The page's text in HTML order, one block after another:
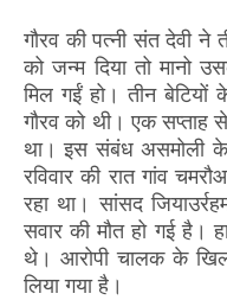
गौरव की पत्नी संत देवी ने
को जन्म दिया तो मानो
मिल गईं हो। तीन बेटियों
गौरव को थी। एक सप्ताह से
था। इस संबंध असमोली के
रविवार की रात गांव
रहा था। सांसद
सवार की मौत हो गई है।
थे। आरोपी चालक के
लिया गया है।